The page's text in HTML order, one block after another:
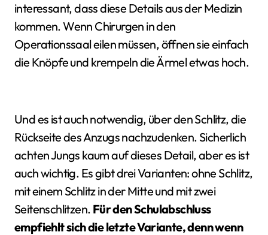
interessant, dass diese Details aus der Medizin
kommen. Wenn Chirurgen in den
Operationssaal eilen müssen, öffnen sie einfach
die Knöpfe und krempeln die Ärmel etwas hoch.
Und es ist auch notwendig, über den Schlitz, die
Rückseite des Anzugs nachzudenken. Sicherlich
achten Jungs kaum auf dieses Detail, aber es ist
auch wichtig. Es gibt drei Varianten: ohne Schlitz,
mit einem Schlitz in der Mitte und mit zwei
Seitenschlitzen. Für den Schulabschluss
empfiehlt sich die letzte Variante, denn wenn